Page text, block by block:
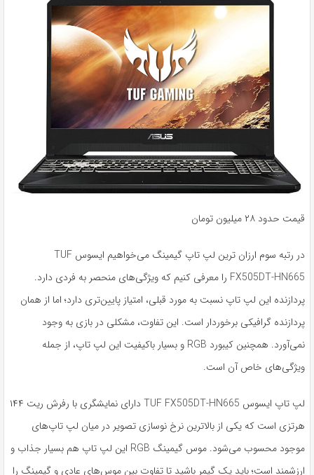
قیمت حدود ۲۸ میلیون تومان
در رتبه سوم ارزان ترین لپ تاپ گیمینگ می‌خواهیم ایسوس TUF
FX505DT-HN665 را معرفی کنیم که ویژگی‌های منحصر به فردی دارد.
پردازنده این لپ تاپ نسبت به مورد قبلی، امتیاز پایین‌تری دارد؛ اما از همان
پردازنده گرافیکی برخوردار است. این تفاوت، مشکلی در بازی به وجود
نمی‌آورد. همچنین کیبورد RGB و بسیار باکیفیت این لپ تاپ، از جمله
ویژگی‌های خاص آن است.
لپ تاپ ایسوس TUF FX505DT-HN665 دارای نمایشگری با رفرش ریت ۱۴۴
هرتزی است که یکی از بالاترین نرخ نوسازی تصویر در میان لپ تاپ‌های
موجود محسوب می‌شود. موس گیمینگ RGB این لپ تاپ هم بسیار جذاب و
ارزشمند است؛ باید یک گیمر باشید تا تفاوت بین موس‌های عادی و گیمینگ را